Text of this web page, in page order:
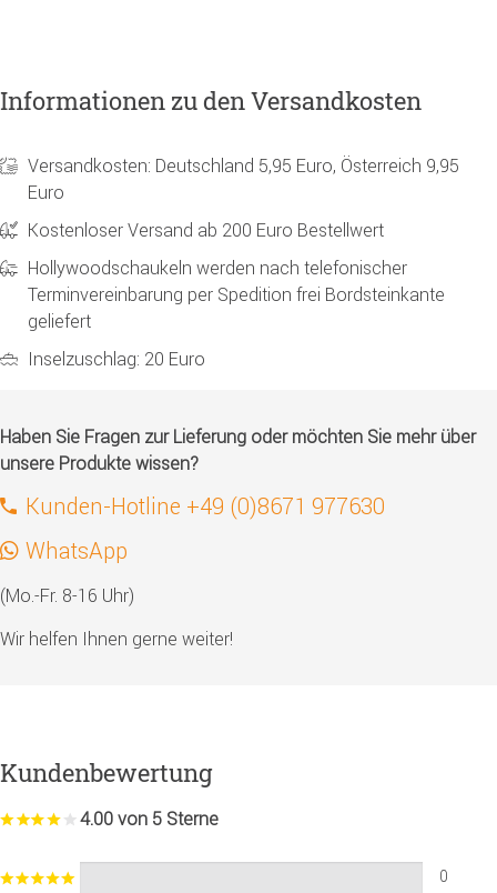
Informationen zu den Versandkosten
Versandkosten: Deutschland 5,95 Euro, Österreich 9,95
Euro
Kostenloser Versand ab 200 Euro Bestellwert
Hollywoodschaukeln werden nach telefonischer
Terminvereinbarung per Spedition frei Bordsteinkante
geliefert
Inselzuschlag: 20 Euro
Haben Sie Fragen zur Lieferung oder möchten Sie mehr über
unsere Produkte wissen?
Kunden-Hotline +49 (0)8671 977630
WhatsApp
(Mo.-Fr. 8-16 Uhr)
Wir helfen Ihnen gerne weiter!
Kundenbewertung
4.00 von 5 Sterne
0